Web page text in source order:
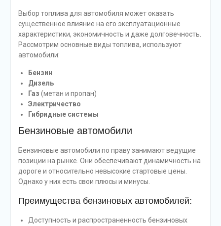
Выбор топлива для автомобиля может оказать
существенное влияние на его эксплуатационные
характеристики, экономичность и даже долговечность.
Рассмотрим основные виды топлива, используют
автомобили:
Бензин
Дизель
Газ (метан и пропан)
Электричество
Гибридные системы
Бензиновые автомобили
Бензиновые автомобили по праву занимают ведущие
позиции на рынке. Они обеспечивают динамичность на
дороге и относительно невысокие стартовые цены.
Однако у них есть свои плюсы и минусы.
Преимущества бензиновых автомобилей:
Доступность и распространенность бензиновых